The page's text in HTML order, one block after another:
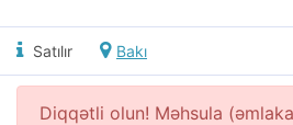
Satılır Bakı
Diqqətli olun! Məhsula